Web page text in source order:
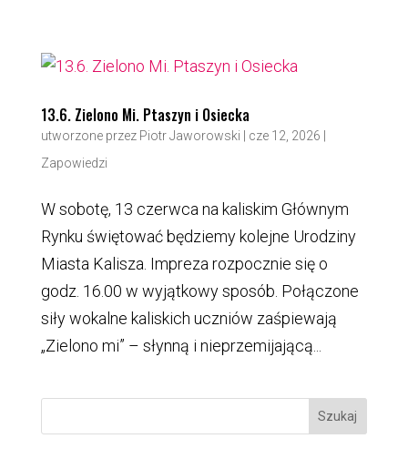
13.6. Zielono Mi. Ptaszyn i Osiecka
utworzone przez Piotr Jaworowski cze 12, 2026
Zapowiedzi
W sobotę, 13 czerwca na kaliskim Głównym
Rynku świętować będziemy kolejne Urodziny
Miasta Kalisza. Impreza rozpocznie się o
godz. 16.00 w wyjątkowy sposób. Połączone
siły wokalne kaliskich uczniów zaśpiewają
„Zielono mi” – słynną i nieprzemijającą...
Szukaj